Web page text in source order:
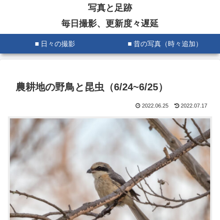
写真と足跡
毎日撮影、更新度々遅延
■ 日々の撮影 ■ 昔の写真（時々追加）
農耕地の野鳥と昆虫（6/24~6/25）
2022.06.25 2022.07.17